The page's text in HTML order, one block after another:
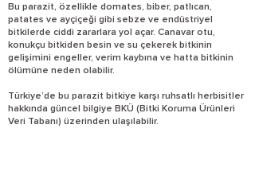
Bu parazit, özellikle domates, biber, patlıcan,
patates ve ayçiçeği gibi sebze ve endüstriyel
bitkilerde ciddi zararlara yol açar. Canavar otu,
konukçu bitkiden besin ve su çekerek bitkinin
gelişimini engeller, verim kaybına ve hatta bitkinin
ölümüne neden olabilir.
Türkiye’de bu parazit bitkiye karşı ruhsatlı herbisitler
hakkında güncel bilgiye BKÜ (Bitki Koruma Ürünleri
Veri Tabanı) üzerinden ulaşılabilir.